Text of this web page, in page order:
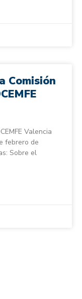
Comisión
Valencia
febrero de
Sobre el